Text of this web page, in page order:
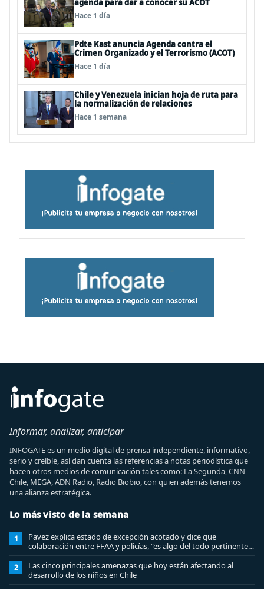
agenda para dar a conocer su ACOT
Hace 1 día
Pdte Kast anuncia Agenda contra el
Crimen Organizado y el Terrorismo (ACOT)
Hace 1 día
Chile y Venezuela inician hoja de ruta para
la normalización de relaciones
Hace 1 semana
Informar, analizar, anticipar
INFOGATE es un medio digital de prensa independiente, informativo,
serio y creíble, así dan cuenta las referencias a notas periodística que
hacen otros medios de comunicación tales como: La Segunda, CNN
Chile, MEGA, ADN Radio, Radio Biobio, con quien además tenemos
una alianza estratégica.
Lo más visto de la semana
1
Pavez explica estado de excepción acotado y dice que
colaboración entre FFAA y policías, “es algo del todo pertinente
analizar”
2
Las cinco principales amenazas que hoy están afectando al
desarrollo de los niños en Chile